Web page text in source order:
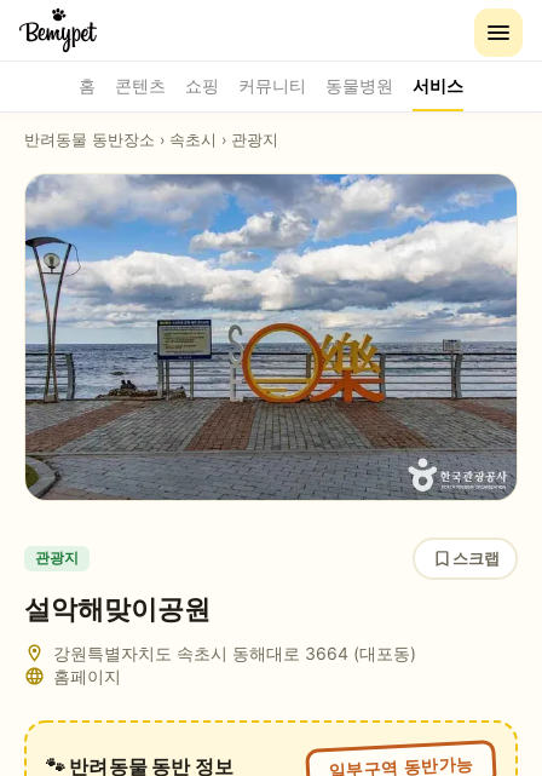
홈 콘텐츠 쇼핑 커뮤니티 동물병원 서비스
반려동물 동반장소 › 속초시 › 관광지
관광지 스크랩
설악해맞이공원
강원특별자치도 속초시 동해대로 3664 (대포동)
홈페이지
🐾 반려동물 동반 정보 일부구역 동반가능